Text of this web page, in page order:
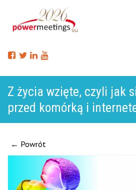
Z życia wzięte, czyli jak
przed komórką i
← Powrót